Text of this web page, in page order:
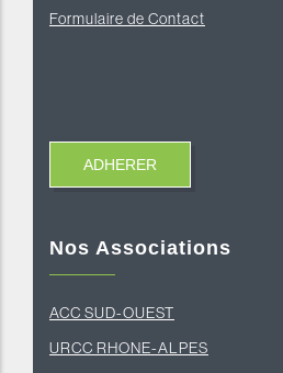
Formulaire de Contact
Nos Associations
ACC SUD-OUEST
URCC RHONE-ALPES